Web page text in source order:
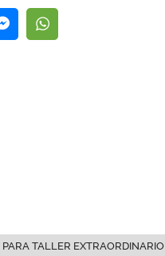
TALLER EXTRAORDINARIO